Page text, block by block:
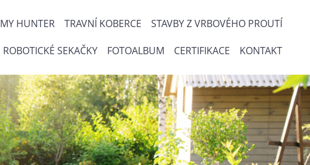
HUNTER TRAVNÍ KOBERCE STAVBY Z VRBOVÉHO PROUTÍ
ROBOTICKÉ SEKAČKY FOTOALBUM CERTIFIKACE KONTAKT